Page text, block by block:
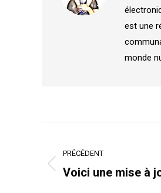
est une
monde
article
PRÉCÉDENT
Article
Voici une mise à